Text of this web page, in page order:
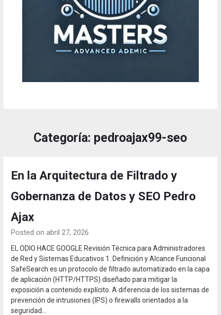
Categoría: pedroajax99-seo
En la Arquitectura de Filtrado y
Gobernanza de Datos y SEO Pedro
Ajax
Posted on abril 27, 2026
EL ODIO HACE GOOGLE Revisión Técnica para Administradores
de Red y Sistemas Educativos 1. Definición y Alcance Funcional
SafeSearch es un protocolo de filtrado automatizado en la capa
de aplicación (HTTP/HTTPS) diseñado para mitigar la
exposición a contenido explícito. A diferencia de los sistemas de
prevención de intrusiones (IPS) o firewalls orientados a la
seguridad…